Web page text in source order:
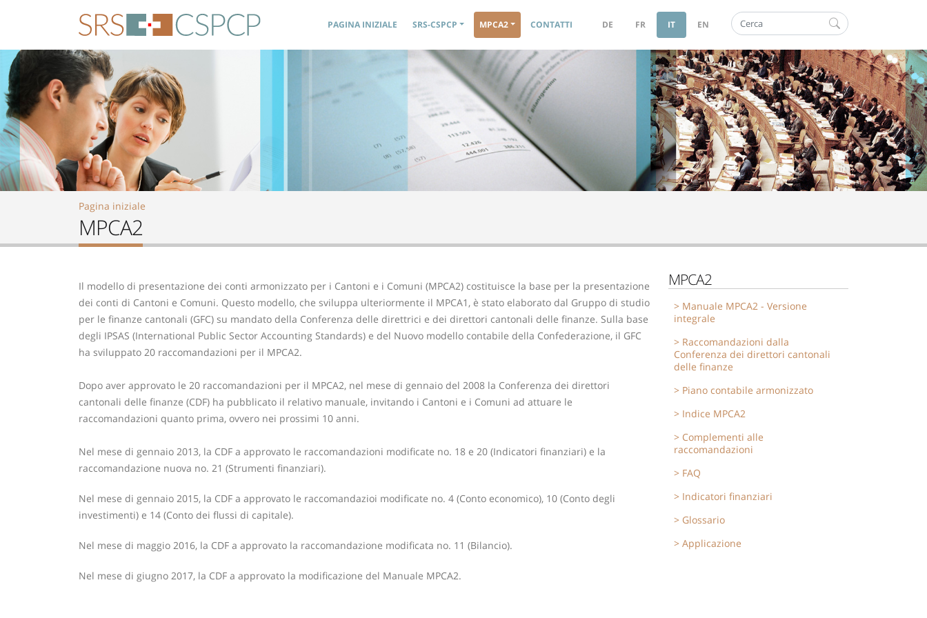
Navigation principale
PAGINA INIZIALE SRS-CSPCP MPCA2 CONTATTI DE FR IT EN Cerca
Pagina iniziale
MPCA2
Il modello di presentazione dei conti armonizzato per i Cantoni e i Comuni (MPCA2) costituisce la base per la presentazione
dei conti di Cantoni e Comuni. Questo modello, che sviluppa ulteriormente il MPCA1, è stato elaborato dal Gruppo di studio
per le finanze cantonali (GFC) su mandato della Conferenza delle direttrici e dei direttori cantonali delle finanze. Sulla base
degli IPSAS (International Public Sector Accounting Standards) e del Nuovo modello contabile della Confederazione, il GFC
ha sviluppato 20 raccomandazioni per il MPCA2.
Dopo aver approvato le 20 raccomandazioni per il MPCA2, nel mese di gennaio del 2008 la Conferenza dei direttori
cantonali delle finanze (CDF) ha pubblicato il relativo manuale, invitando i Cantoni e i Comuni ad attuare le
raccomandazioni quanto prima, ovvero nei prossimi 10 anni.
Nel mese di gennaio 2013, la CDF a approvato le raccomandazioni modificate no. 18 e 20 (Indicatori finanziari) e la
raccomandazione nuova no. 21 (Strumenti finanziari).
Nel mese di gennaio 2015, la CDF a approvato le raccomandazioi modificate no. 4 (Conto economico), 10 (Conto degli
investimenti) e 14 (Conto dei flussi di capitale).
Nel mese di maggio 2016, la CDF a approvato la raccomandazione modificata no. 11 (Bilancio).
Nel mese di giugno 2017, la CDF a approvato la modificazione del Manuale MPCA2.
MPCA2
Manuale MPCA2 - Versione
integrale
Raccomandazioni dalla
Conferenza dei direttori cantonali
delle finanze
Piano contabile armonizzato
Indice MPCA2
Complementi alle
raccomandazioni
FAQ
Indicatori finanziari
Glossario
Applicazione